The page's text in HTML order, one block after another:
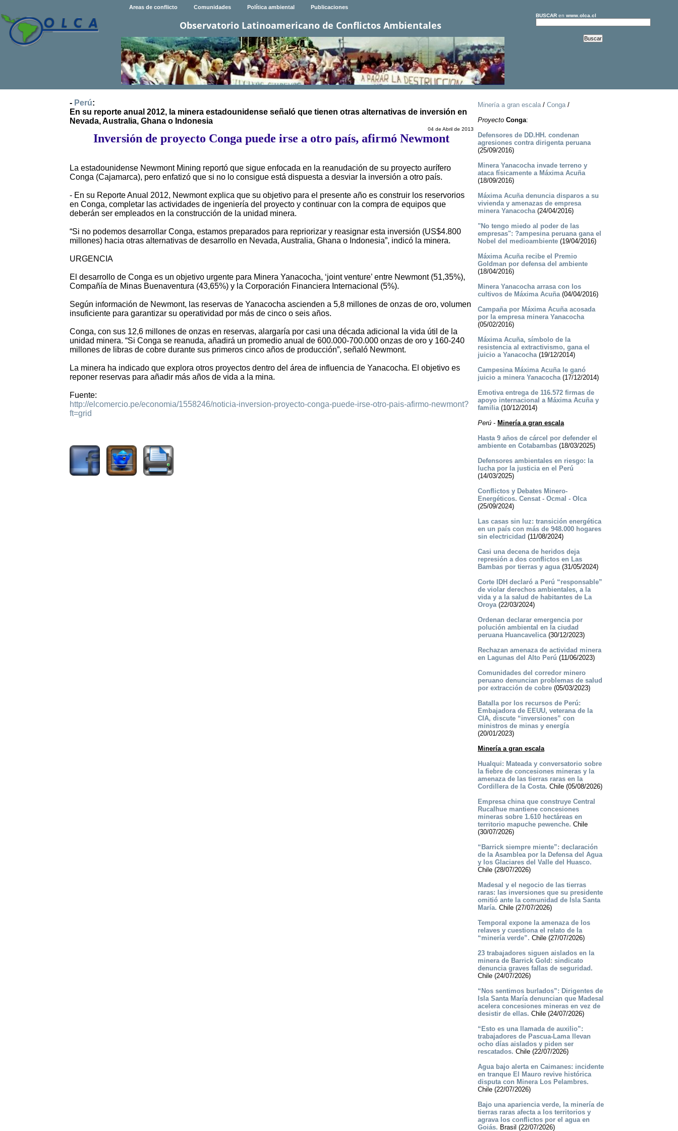
Areas de conflicto Comunidades Política ambiental Publicaciones
Observatorio Latinoamericano de Conflictos Ambientales
BUSCARen www.olca.cl
- Perú:
En su reporte anual 2012, la minera estadounidense señaló que tienen otras alternativas de inversión en
Nevada, Australia, Ghana o Indonesia
04 de Abril de 2013
Inversión de proyecto Conga puede irse a otro país, afirmó Newmont
La estadounidense Newmont Mining reportó que sigue enfocada en la reanudación de su proyecto aurífero
Conga (Cajamarca), pero enfatizó que si no lo consigue está dispuesta a desviar la inversión a otro país.
- En su Reporte Anual 2012, Newmont explica que su objetivo para el presente año es construir los reservorios
en Conga, completar las actividades de ingeniería del proyecto y continuar con la compra de equipos que
deberán ser empleados en la construcción de la unidad minera.
“Si no podemos desarrollar Conga, estamos preparados para repriorizar y reasignar esta inversión (US$4.800
millones) hacia otras alternativas de desarrollo en Nevada, Australia, Ghana o Indonesia”, indicó la minera.
URGENCIA
El desarrollo de Conga es un objetivo urgente para Minera Yanacocha, ‘joint venture’ entre Newmont (51,35%),
Compañía de Minas Buenaventura (43,65%) y la Corporación Financiera Internacional (5%).
Según información de Newmont, las reservas de Yanacocha ascienden a 5,8 millones de onzas de oro, volumen
insuficiente para garantizar su operatividad por más de cinco o seis años.
Conga, con sus 12,6 millones de onzas en reservas, alargaría por casi una década adicional la vida útil de la
unidad minera. “Si Conga se reanuda, añadirá un promedio anual de 600.000-700.000 onzas de oro y 160-240
millones de libras de cobre durante sus primeros cinco años de producción”, señaló Newmont.
La minera ha indicado que explora otros proyectos dentro del área de influencia de Yanacocha. El objetivo es
reponer reservas para añadir más años de vida a la mina.
Fuente:
http://elcomercio.pe/economia/1558246/noticia-inversion-proyecto-conga-puede-irse-otro-pais-afirmo-newmont?
ft=grid
Minería a gran escala/ Conga/
Proyecto Conga:
Defensores de DD.HH. condenan
agresiones contra dirigenta peruana
(25/09/2016)
Minera Yanacocha invade terreno y
ataca físicamente a Máxima Acuña
(18/09/2016)
Máxima Acuña denuncia disparos a su
vivienda y amenazas de empresa
minera Yanacocha(24/04/2016)
"No tengo miedo al poder de las
empresas": ?ampesina peruana gana el
Nobel del medioambiente(19/04/2016)
Máxima Acuña recibe el Premio
Goldman por defensa del ambiente
(18/04/2016)
Minera Yanacocha arrasa con los
cultivos de Máxima Acuña(04/04/2016)
Campaña por Máxima Acuña acosada
por la empresa minera Yanacocha
(05/02/2016)
Máxima Acuña, símbolo de la
resistencia al extractivismo, gana el
juicio a Yanacocha(19/12/2014)
Campesina Máxima Acuña le ganó
juicio a minera Yanacocha(17/12/2014)
Emotiva entrega de 116.572 firmas de
apoyo internacional a Máxima Acuña y
familia(10/12/2014)
Perú- Minería a gran escala
Hasta 9 años de cárcel por defender el
ambiente en Cotabambas(18/03/2025)
Defensores ambientales en riesgo: la
lucha por la justicia en el Perú
(14/03/2025)
Conflictos y Debates Minero-
Energéticos. Censat - Ocmal - Olca
(25/09/2024)
Las casas sin luz: transición energética
en un país con más de 948.000 hogares
sin electricidad (11/08/2024)
Casi una decena de heridos deja
represión a dos conflictos en Las
Bambas por tierras y agua(31/05/2024)
Corte IDH declaró a Perú “responsable”
de violar derechos ambientales, a la
vida y a la salud de habitantes de La
Oroya(22/03/2024)
Ordenan declarar emergencia por
polución ambiental en la ciudad
peruana Huancavelica(30/12/2023)
Rechazan amenaza de actividad minera
en Lagunas del Alto Perú (11/06/2023)
Comunidades del corredor minero
peruano denuncian problemas de salud
por extracción de cobre(05/03/2023)
Batalla por los recursos de Perú:
Embajadora de EEUU, veterana de la
CIA, discute “inversiones” con
ministros de minas y energía
(20/01/2023)
Minería a gran escala
Hualqui: Mateada y conversatorio sobre
la fiebre de concesiones mineras y la
amenaza de las tierras raras en la
Cordillera de la Costa. Chile (05/08/2026)
Empresa china que construye Central
Rucalhue mantiene concesiones
mineras sobre 1.610 hectáreas en
territorio mapuche pewenche. Chile
(30/07/2026)
“Barrick siempre miente”: declaración
de la Asamblea por la Defensa del Agua
y los Glaciares del Valle del Huasco.
Chile (28/07/2026)
Madesal y el negocio de las tierras
raras: las inversiones que su presidente
omitió ante la comunidad de Isla Santa
María. Chile (27/07/2026)
Temporal expone la amenaza de los
relaves y cuestiona el relato de la
“minería verde”. Chile (27/07/2026)
23 trabajadores siguen aislados en la
minera de Barrick Gold: sindicato
denuncia graves fallas de seguridad.
Chile (24/07/2026)
“Nos sentimos burlados”: Dirigentes de
Isla Santa María denuncian que Madesal
acelera concesiones mineras en vez de
desistir de ellas. Chile (24/07/2026)
“Esto es una llamada de auxilio”:
trabajadores de Pascua-Lama llevan
ocho días aislados y piden ser
rescatados. Chile (22/07/2026)
Agua bajo alerta en Caimanes: incidente
en tranque El Mauro revive histórica
disputa con Minera Los Pelambres.
Chile (22/07/2026)
Bajo una apariencia verde, la minería de
tierras raras afecta a los territorios y
agrava los conflictos por el agua en
Goiás. Brasil (22/07/2026)